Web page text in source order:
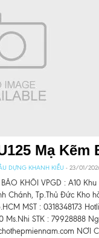
Mạ Kẽm
DỰNG KHANH KIỀU - 23/01/
BẢO KHÔI VPGD : A10
Chánh, Tp.Thủ Đức Kho
MST : 0318348173
Ms.Nhi STK : 79928888
NƠI